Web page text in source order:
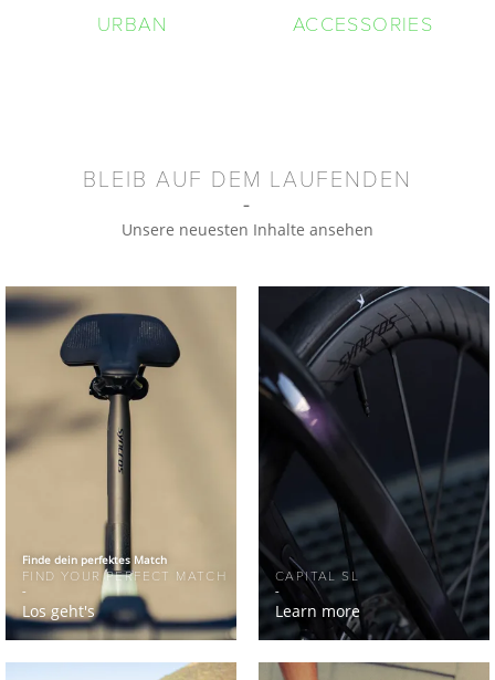
URBAN
ACCESSORIES
BLEIB AUF DEM LAUFENDEN
Unsere neuesten Inhalte ansehen
Finde dein perfektes Match
FIND YOUR PERFECT MATCH
Los geht's
CAPITAL SL
Learn more